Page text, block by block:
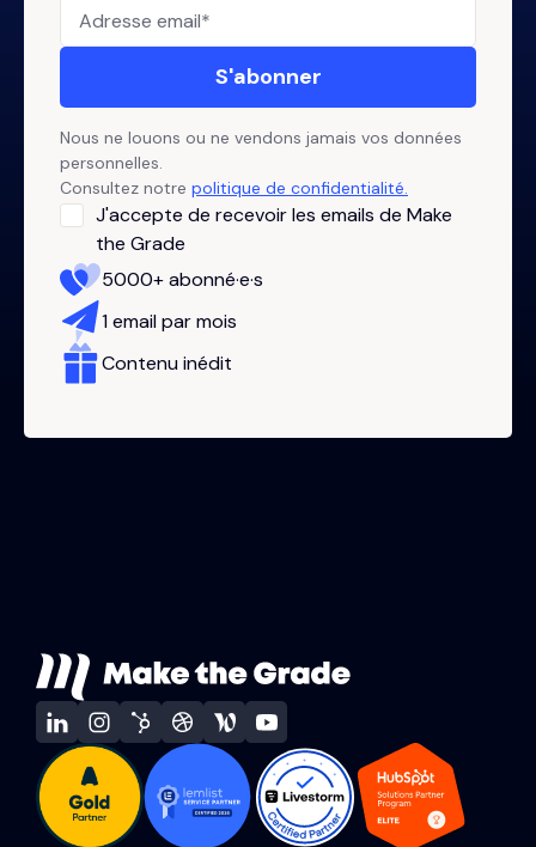
Nous ne louons ou ne vendons jamais vos données
personnelles.
Consultez notre politique de confidentialité.
J'accepte de recevoir les emails de Make
the Grade
5000+ abonné·e·s
1 email par mois
Contenu inédit